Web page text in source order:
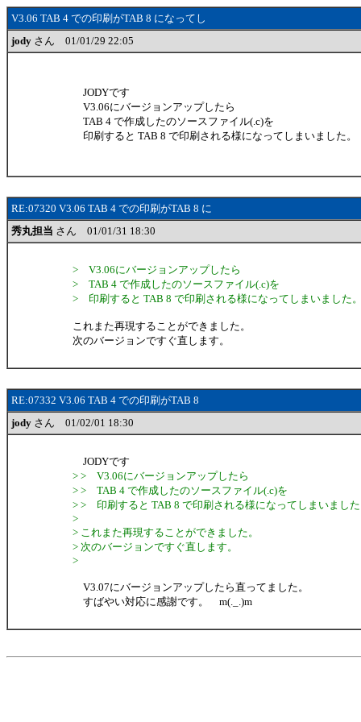
V3.06 TAB 4 での印刷がTAB 8 になってし
jody さん 01/01/29 22:05
JODYです
V3.06にバージョンアップしたら
TAB 4 で作成したのソースファイル(.c)を
印刷すると TAB 8 で印刷される様になってしまいました。
RE:07320 V3.06 TAB 4 での印刷がTAB 8 に
秀丸担当 さん 01/01/31 18:30
> V3.06にバージョンアップしたら
> TAB 4 で作成したのソースファイル(.c)を
> 印刷すると TAB 8 で印刷される様になってしまいました
これまた再現することができました。
次のバージョンですぐ直します。
RE:07332 V3.06 TAB 4 での印刷がTAB 8
jody さん 01/02/01 18:30
JODYです
> > V3.06にバージョンアップしたら
> > TAB 4 で作成したのソースファイル(.c)を
> > 印刷すると TAB 8 で印刷される様になってしまいまし
>
> これまた再現することができました。
> 次のバージョンですぐ直します。
>
V3.07にバージョンアップしたら直ってました。
すばやい対応に感謝です。 m(._.)m